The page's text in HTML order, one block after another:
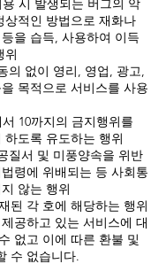
시 발생되는 버그의 악
상적인 방법으로 재화나
을 습득, 사용하여 이득
위
의 없이 영리, 영업, 광고,
목적으로 서비스를 사용
10까지의 금지행위를
하도록 유도하는 행위
질서 및 미풍양속을 위반
령에 위배되는 등 사회통
않는 행위
된 각 호에 해당하는 행위
공하고 있는 서비스에 대
없고 이에 따른 환불 및
수 없습니다.